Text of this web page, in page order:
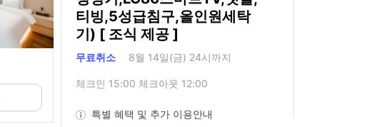
티빙,5성급침구,올인원세탁
기) [ 조식 제공 ]
무료취소 8월 14일(금) 24시까지
체크인 15:00 체크아웃 12:00
특별 혜택 및 추가 이용안내